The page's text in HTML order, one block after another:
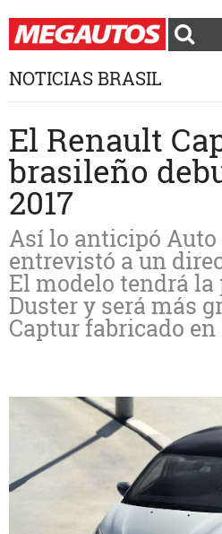
NOTICIAS BRASIL
El Renault
brasileño
2017
Así lo anticipó Auto
entrevistó a un
El modelo tendrá
Duster y será más
Captur fabricado en